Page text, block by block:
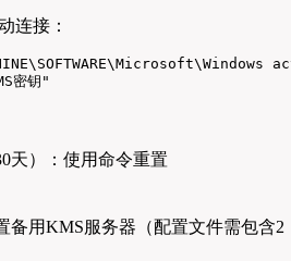
连接：
密钥"
天）：使用命令重置
备用KMS服务器（配置文件需包含2